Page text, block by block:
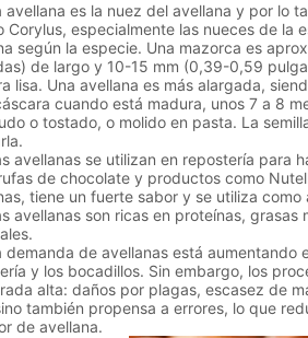
es la nuez del avellana y por lo
Corylus, especialmente las nueces de la
según la especie. Una mazorca es
de largo y 10-15 mm (0,39-0,59
lisa. Una avellana es más alargada,
cuando está madura, unos 7 a 8
o tostado, o molido en pasta. La
se utilizan en repostería para
de chocolate y productos como
tiene un fuerte sabor y se utiliza
son ricas en proteínas, grasas
de avellanas está aumentando
y los bocadillos. Sin embargo, los
alta: daños por plagas, escasez de
también propensa a errores, lo que
de avellana.